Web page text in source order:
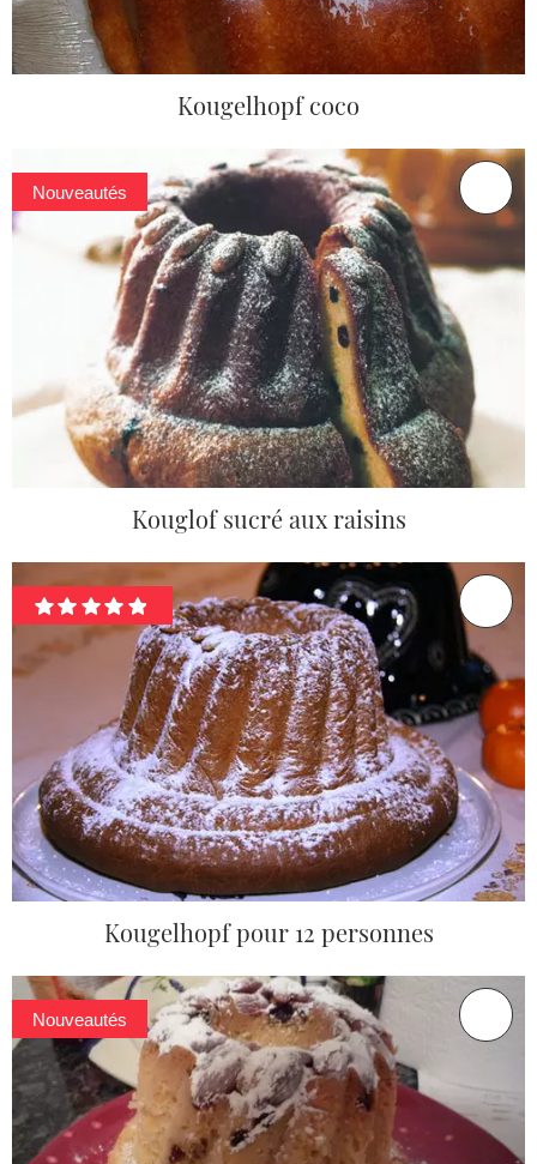
Kougelhopf coco
Nouveautés
Kouglof sucré aux raisins
Kougelhopf pour 12 personnes
Nouveautés